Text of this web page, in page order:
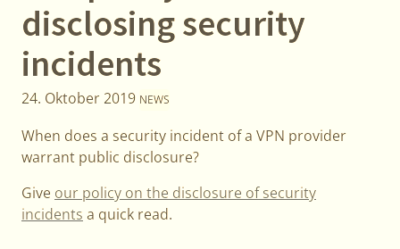
disclosing security
incidents
24. Oktober 2019 NEWS
When does a security incident of a VPN provider
warrant public disclosure?
Give our policy on the disclosure of security
incidents a quick read.